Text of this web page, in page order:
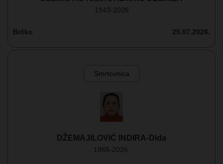
1943-2026
Brčko 25.07.2026.
Smrtovnica
DŽEMAJILOVIĆ INDIRA-Dida
1965-2026.